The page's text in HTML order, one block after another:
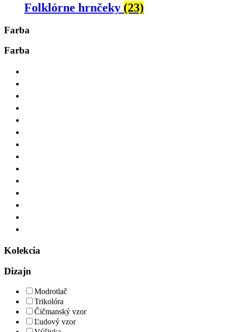
Folklórne hrnčeky (23)
Farba
Farba
Kolekcia
Dizajn
Modrotlač
Trikolóra
Čičmanský vzor
Ľudový vzor